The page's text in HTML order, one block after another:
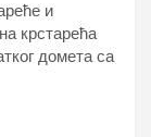
и
крстарећа
домета са